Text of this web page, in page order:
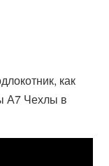
как
А7 Чехлы в